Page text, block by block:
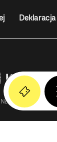
W KRAKOWIE